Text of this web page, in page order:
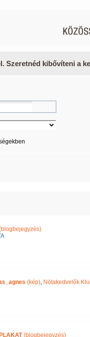
Szeretnéd kibővíteni a
(kép), Nótakedvelők
(blogbejegyzés)